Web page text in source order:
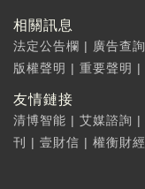
相關訊息
法定公告欄 | 廣告查詢
版權聲明 | 重要聲明 |
友情鏈接
清博智能 | 艾媒諮詢 |
刊
| 壹財信 | 權衡財經